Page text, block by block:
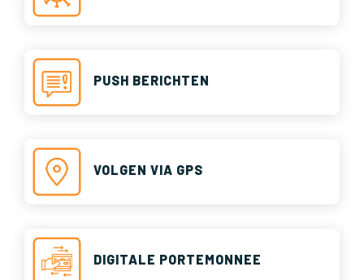
PUSH BERICHTEN
VOLGEN VIA GPS
DIGITALE PORTEMONNEE